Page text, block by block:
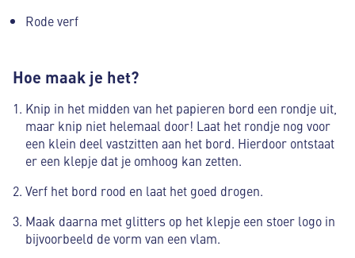
Rode verf
Hoe maak je het?
Knip in het midden van het papieren bord een rondje uit,
maar knip niet helemaal door! Laat het rondje nog voor
een klein deel vastzitten aan het bord. Hierdoor ontstaat
er een klepje dat je omhoog kan zetten.
Verf het bord rood en laat het goed drogen.
Maak daarna met glitters op het klepje een stoer logo in
bijvoorbeeld de vorm van een vlam.